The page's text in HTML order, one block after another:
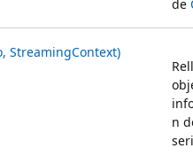
de
StreamingContext)
n